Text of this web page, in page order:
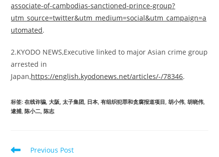
associate-of-cambodias-sanctioned-prince-group?
utm_source=twitter&utm_medium=social&utm_campaign=a
utomated.
2.KYODO NEWS,Executive linked to major Asian crime group
arrested in
Japan,https://english.kyodonews.net/articles/-/78346.
标签:在线诈骗 大阪 太子集团 日本 有组织犯罪和贪腐报道项目 胡小伟 胡晓伟
逮捕 陈小二 陈志
Read
Previous Post